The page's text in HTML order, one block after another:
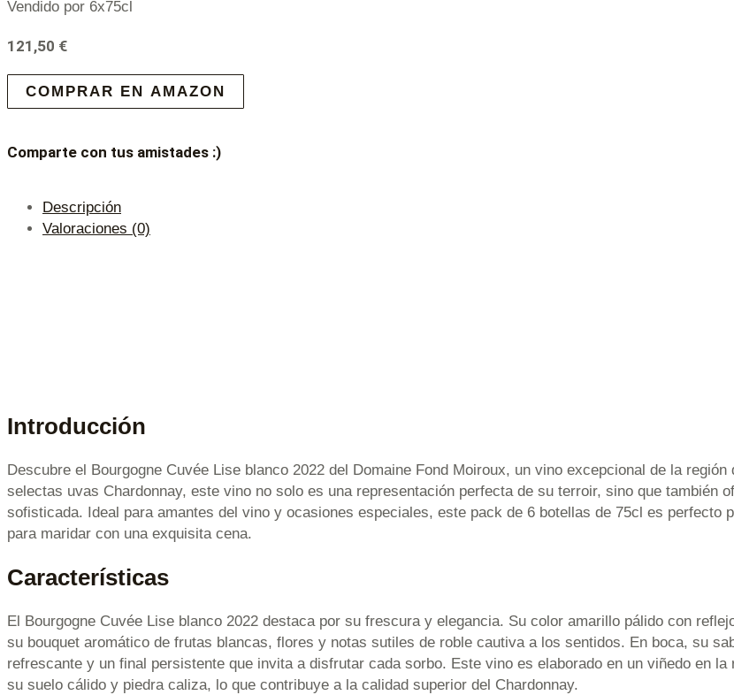
Vendido por 6x75cl
121,50 €
COMPRAR EN AMAZON
Comparte con tus amistades :)
Descripción
Valoraciones (0)
Introducción
Descubre el Bourgogne Cuvée Lise blanco 2022 del Domaine Fond Moiroux, un vino excepcional de la
selectas uvas Chardonnay, este vino no solo es una representación perfecta de su terroir, sino que también
sofisticada. Ideal para amantes del vino y ocasiones especiales, este pack de 6 botellas de 75cl es perfecto
para maridar con una exquisita cena.
Características
El Bourgogne Cuvée Lise blanco 2022 destaca por su frescura y elegancia. Su color amarillo pálido con
su bouquet aromático de frutas blancas, flores y notas sutiles de roble cautiva a los sentidos. En boca, su
refrescante y un final persistente que invita a disfrutar cada sorbo. Este vino es elaborado en un viñedo en
su suelo cálido y piedra caliza, lo que contribuye a la calidad superior del Chardonnay.